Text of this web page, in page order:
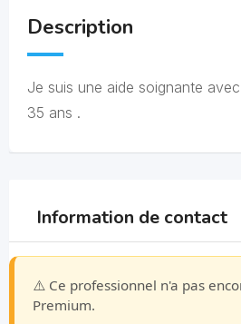
Description
Je suis une aide soignante
35 ans .
Information de contact
⚠️ Ce professionnel n'a pas
Premium.